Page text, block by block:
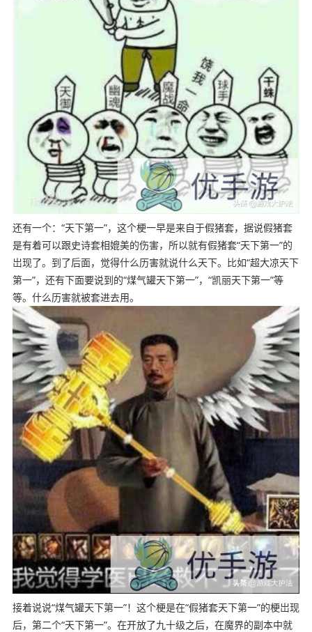
还有一个：“天下第一”，这个梗一早是来自于假猪套，据说假猪套
是有着可以跟史诗套相媲美的伤害，所以就有假猪套“天下第一”的
岀现了。到了后面，觉得什么历害就说什么天下。比如“超大凉天下
第一”，还有下面要说到的“煤气罐天下第一”，“凯丽天下第一”等
等。什么历害就被套进去用。
接着说说“煤气罐天下第一”！这个梗是在“假猪套天下第一”的梗岀现
后，第二个“天下第一”。在开放了九十级之后，在魔界的副本中就